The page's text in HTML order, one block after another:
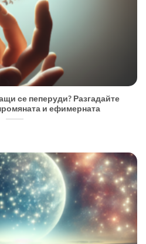
се пеперуди? Разгадайте
и ефимерната